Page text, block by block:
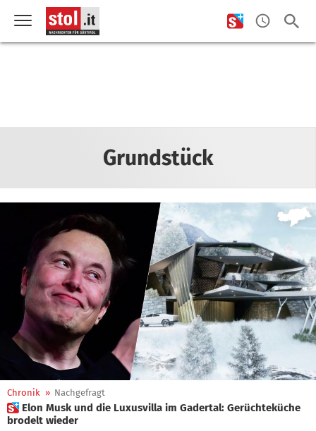
Grundstück
Chronik » Nachgefragt
 Elon Musk und die Luxusvilla im Gadertal: Gerüchteküche
brodelt wieder